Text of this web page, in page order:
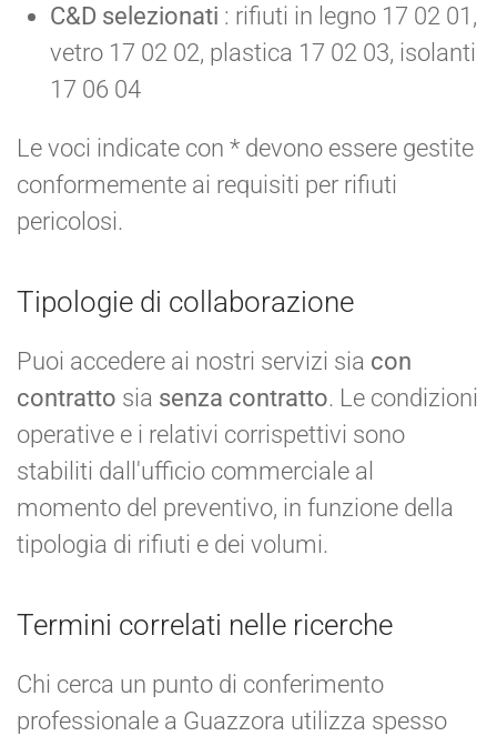
C&D selezionati : rifiuti in legno 17 02 01,
vetro 17 02 02, plastica 17 02 03, isolanti
17 06 04
Le voci indicate con * devono essere gestite
conformemente ai requisiti per rifiuti
pericolosi.
Tipologie di collaborazione
Puoi accedere ai nostri servizi sia con
contratto sia senza contratto. Le condizioni
operative e i relativi corrispettivi sono
stabiliti dall'ufficio commerciale al
momento del preventivo, in funzione della
tipologia di rifiuti e dei volumi.
Termini correlati nelle ricerche
Chi cerca un punto di conferimento
professionale a Guazzora utilizza spesso